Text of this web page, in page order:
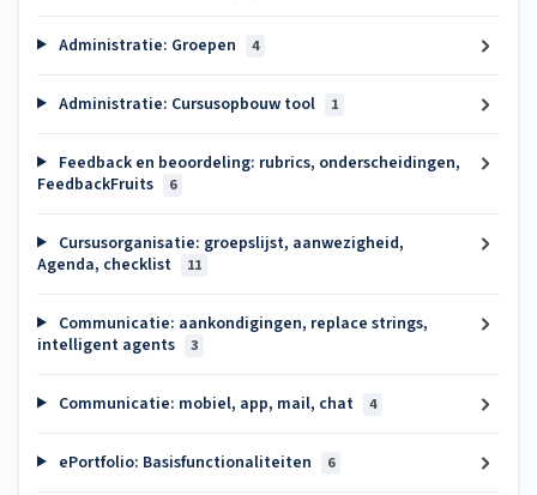
Administratie: Groepen 4
Administratie: Cursusopbouw tool 1
Feedback en beoordeling: rubrics, onderscheidingen,
FeedbackFruits
6
Cursusorganisatie: groepslijst, aanwezigheid,
Agenda, checklist
11
Communicatie: aankondigingen, replace strings,
intelligent agents
3
Communicatie: mobiel, app, mail, chat 4
ePortfolio: Basisfunctionaliteiten 6